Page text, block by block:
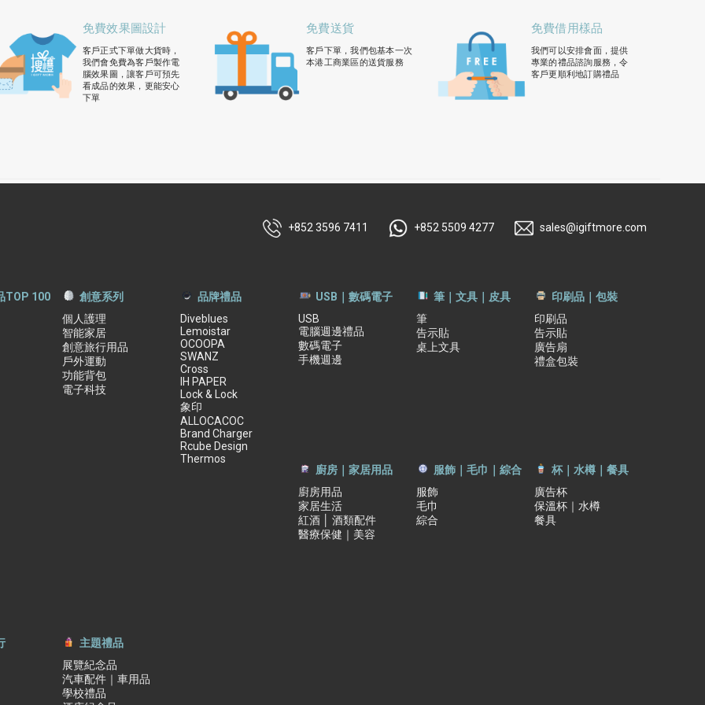
免費效果圖設計
客戶正式下單做大貨時，
我們會免費為客戶製作電
腦效果圖，讓客戶可預先
看成品的效果，更能安心
下單
免費送貨
客戶下單，我們包基本一次
本港工商業區的送貨服務
免費借用樣品
我們可以安排會面，提供
專業的禮品諮詢服務，令
客戶更順利地訂購禮品
+852 3596 7411 +852 5509 4277 sales@igiftmore.com
TOP 100
創意系列
個人護理
智能家居
創意旅行用品
戶外運動
功能背包
電子科技
品牌禮品
Diveblues
Lemoistar
OCOOPA
SWANZ
Cross
IH PAPER
Lock & Lock
象印
ALLOCACOC
Brand Charger
Rcube Design
Thermos
USB｜數碼電子
USB
電腦週邊禮品
數碼電子
手機週邊
筆｜文具｜皮具
筆
告示貼
桌上文具
印刷品｜包裝
印刷品
告示貼
廣告扇
禮盒包裝
廚房｜家居用品
廚房用品
家居生活
紅酒 │ 酒類配件
醫療保健｜美容
服飾｜毛巾｜綜合
服飾
毛巾
綜合
杯｜水樽｜餐具
廣告杯
保溫杯｜水樽
餐具
主題禮品
展覽紀念品
汽車配件｜車用品
學校禮品